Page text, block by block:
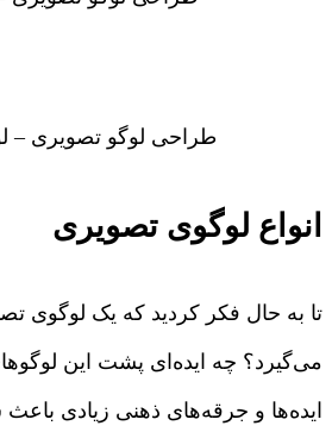
طراحی لوگو تصویری –
انواع لوگوی تصویری
تا به حال فکر کردید که یک لوگوی
می‌گیرد؟ چه ایده‌ای پشت این
ایده‌ها و جرقه‌های ذهنی زیادی